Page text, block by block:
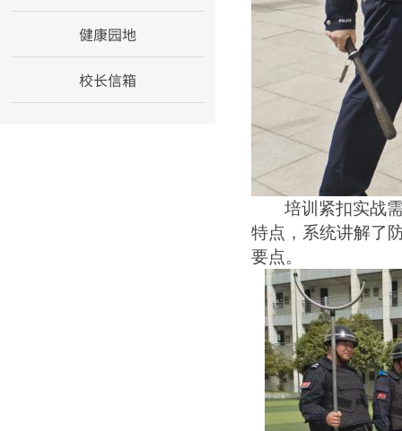
健康园地
校长信箱
培训紧扣实战
特点，系统讲解了
要点。